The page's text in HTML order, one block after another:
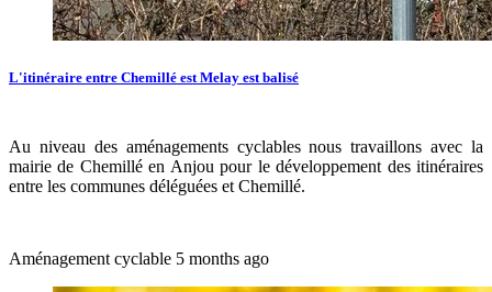
L'itinéraire entre Chemillé est Melay est balisé
Au niveau des aménagements cyclables nous travaillons avec la
mairie de Chemillé en Anjou pour le développement des itinéraires
entre les communes déléguées et Chemillé.
Aménagement cyclable 5 months ago